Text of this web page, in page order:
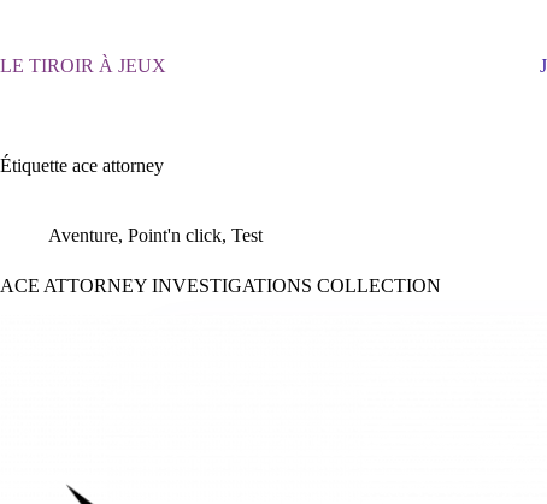
LE TIROIR À JEUX
Étiquette ace attorney
Aventure, Point'n click, Test
ACE ATTORNEY INVESTIGATIONS COLLECTION